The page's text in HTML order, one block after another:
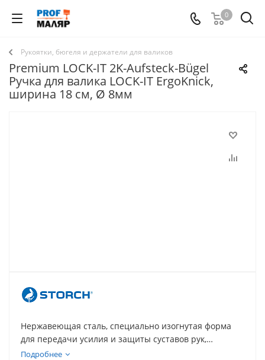
0
Рукоятки, бюгеля и держатели для валиков
Premium LOCK-IT 2K-Aufsteck-Bügel
Ручка для валика LOCK-IT ErgoKnick,
ширина 18 см, Ø 8мм
Нержавеющая сталь, специально изогнутая форма
для передачи усилия и защиты суставов рук,
особенно при использовании телескопического
Подробнее